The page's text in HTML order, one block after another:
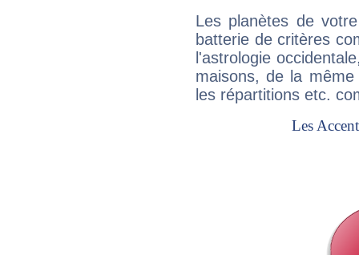
Les planètes de
batterie de critères
l'astrologie
maisons, de la
les répartitions etc.